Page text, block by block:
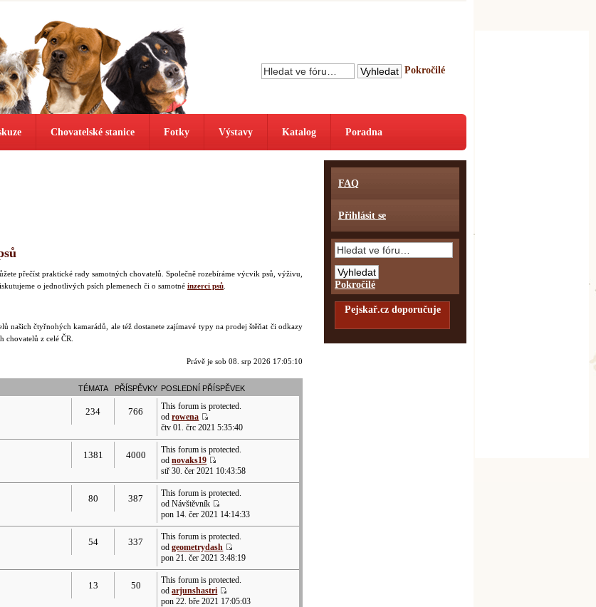
Pokročilé
Chovatelské stanice Fotky Výstavy Katalog Poradna
přečíst praktické rady samotných chovatelů. Společně rozebíráme výcvik psů, výživu,
o jednotlivých psích plemenech či o samotné inzerci psů
našich čtyřnohých kamarádů, ale též dostanete zajímavé typy na prodej štěňat či odkazy
chovatelů z celé ČR.
Právě je sob 08. srp 2026 17:05:10
TÉMATA PŘÍSPĚVKY POSLEDNÍ PŘÍSPĚVEK
234 766
This forum is protected.
odrowena
čtv 01. črc 2021 5:35:40
1381 4000
This forum is protected.
odnovaks19
stř 30. čer 2021 10:43:58
80 387
This forum is protected.
od Návštěvník
pon 14. čer 2021 14:14:33
54 337
This forum is protected.
odgeometrydash
pon 21. čer 2021 3:48:19
13 50
This forum is protected.
odarjunshastri
pon 22. bře 2021 17:05:03
FAQ
Přihlásit se
Pokročilé
Pejskař.cz doporučuje